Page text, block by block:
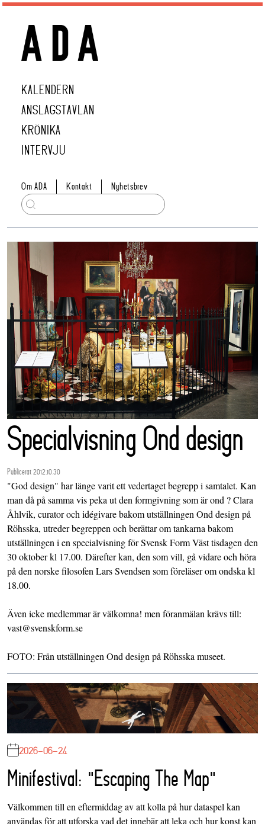
KALENDERN
ANSLAGSTAVLAN
KRÖNIKA
INTERVJU
Om ADA Kontakt Nyhetsbrev
Specialvisning Ond design
Publicerat 2012.10.30
"God design" har länge varit ett vedertaget begrepp i samtalet. Kan
man då på samma vis peka ut den formgivning som är ond ? Clara
Åhlvik, curator och idégivare bakom utställningen Ond design på
Röhsska, utreder begreppen och berättar om tankarna bakom
utställningen i en specialvisning för Svensk Form Väst tisdagen den
30 oktober kl 17.00. Därefter kan, den som vill, gå vidare och höra
på den norske filosofen Lars Svendsen som föreläser om ondska kl
18.00.
Även icke medlemmar är välkomna! men föranmälan krävs till:
vast@svenskform.se
FOTO: Från utställningen Ond design på Röhsska museet.
2026-06-24
Minifestival: "Escaping The Map"
Välkommen till en eftermiddag av att kolla på hur dataspel kan
användas för att utforska vad det innebär att leka och hur konst kan